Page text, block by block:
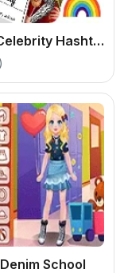
Insta Celebrity Hashtag Goals
School